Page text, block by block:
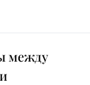
между